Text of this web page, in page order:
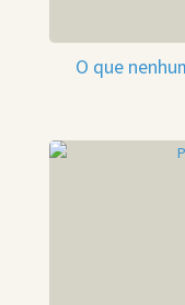
O que